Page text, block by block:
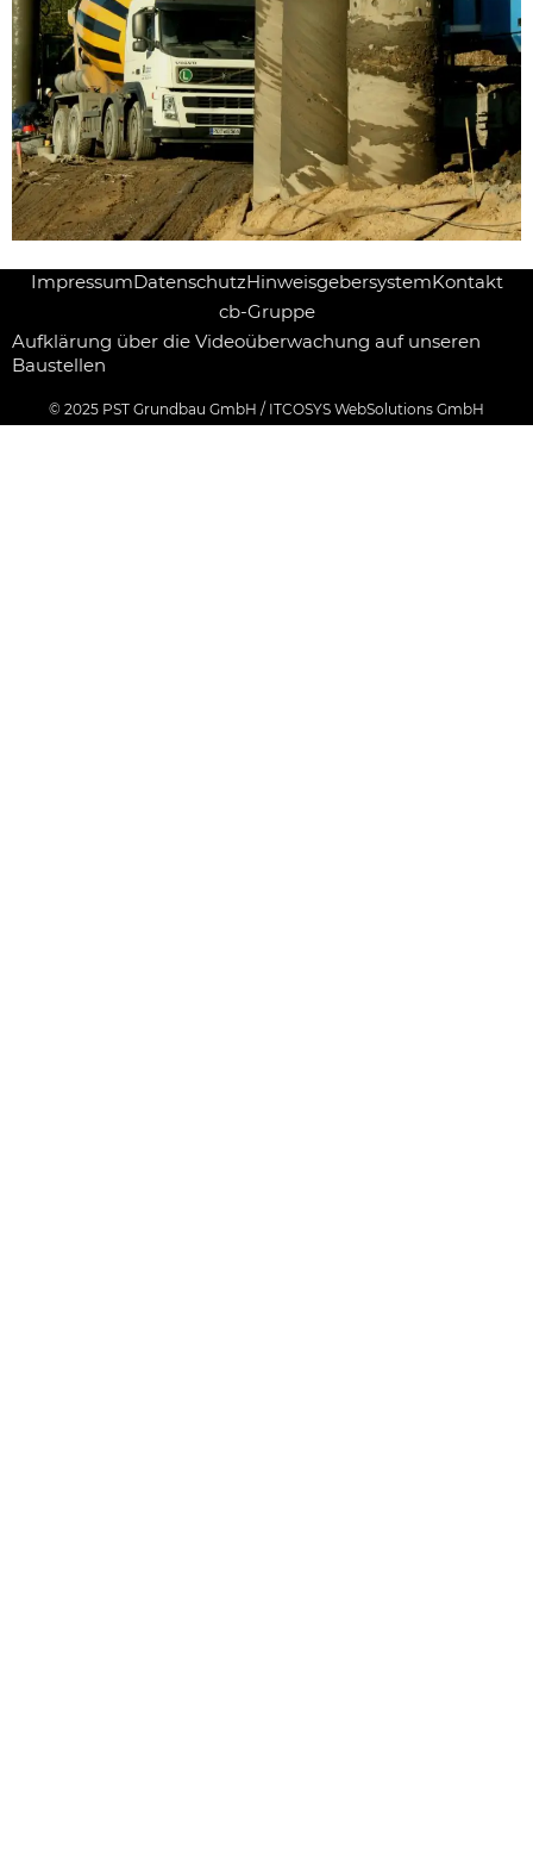
ImpressumDatenschutzHinweisgebersystemKontakt
cb-Gruppe
Aufklärung über die Videoüberwachung auf unseren
Baustellen
© 2025 PST Grundbau GmbH / ITCOSYS WebSolutions GmbH